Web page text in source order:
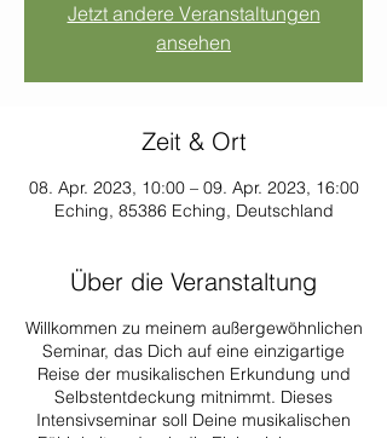
Jetzt andere Veranstaltungen
ansehen
Zeit & Ort
08. Apr. 2023, 10:00 – 09. Apr. 2023, 16:00
Eching, 85386 Eching, Deutschland
Über die Veranstaltung
Willkommen zu meinem außergewöhnlichen
Seminar, das Dich auf eine einzigartige
Reise der musikalischen Erkundung und
Selbstentdeckung mitnimmt. Dieses
Intensivseminar soll Deine musikalischen